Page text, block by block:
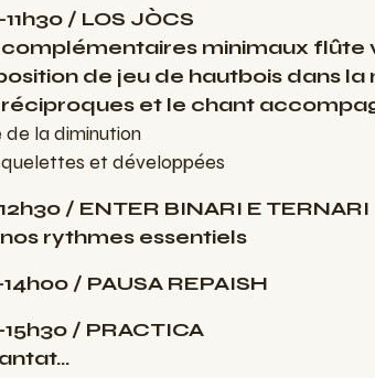
/ LOS JÒCS
complémentaires minimaux flûte
de jeu de hautbois dans la
réciproques et le chant
de la diminution
et développées
/ ENTER BINARI E TERNARI
rythmes essentiels
/ PAUSA REPAISH
/ PRACTICA